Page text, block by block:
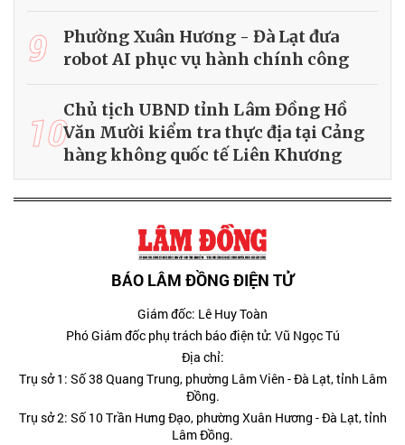
9
Phường Xuân Hương - Đà Lạt đưa
robot AI phục vụ hành chính công
10Chủ tịch UBND tỉnh Lâm Đồng Hồ
Văn Mười kiểm tra thực địa tại Cảng
hàng không quốc tế Liên Khương
BÁO LÂM ĐỒNG ĐIỆN TỬ
Giám đốc: Lê Huy Toàn
Phó Giám đốc phụ trách báo điện tử: Vũ Ngọc Tú
Địa chỉ:
Trụ sở 1: Số 38 Quang Trung, phường Lâm Viên - Đà Lạt, tỉnh Lâm
Đồng.
Trụ sở 2: Số 10 Trần Hưng Đạo, phường Xuân Hương - Đà Lạt, tỉnh
Lâm Đồng.